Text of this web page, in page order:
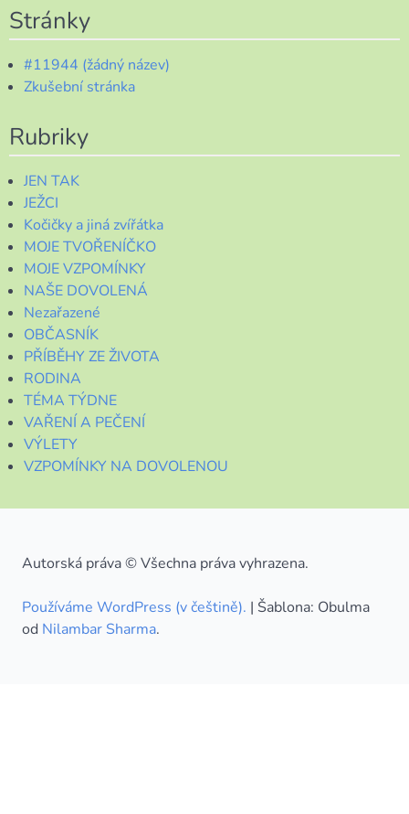
Stránky
#11944 (žádný název)
Zkušební stránka
Rubriky
JEN TAK
JEŽCI
Kočičky a jiná zvířátka
MOJE TVOŘENÍČKO
MOJE VZPOMÍNKY
NAŠE DOVOLENÁ
Nezařazené
OBČASNÍK
PŘÍBĚHY ZE ŽIVOTA
RODINA
TÉMA TÝDNE
VAŘENÍ A PEČENÍ
VÝLETY
VZPOMÍNKY NA DOVOLENOU
Autorská práva © Všechna práva vyhrazena.
Používáme WordPress (v češtině). | Šablona: Obulma
od Nilambar Sharma.